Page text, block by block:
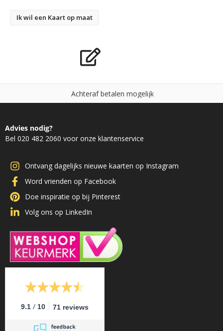
Ik wil een Kaart op maat
Achteraf betalen mogelijk
Advies nodig?
Bel 020 482 2060 voor onze klantenservice
Ontvang dagelijks nieuwe kaarten op Instagram
Word vrienden op Facebook
Doe inspiratie op bij Pinterest
Volg ons op LinkedIn
9.1 / 10 71 reviews